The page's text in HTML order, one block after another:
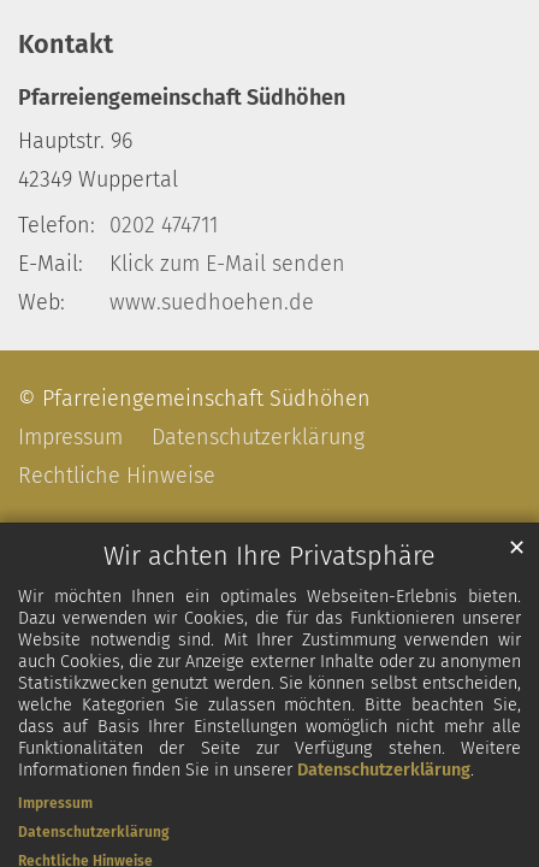
Wir achten Ihre Privatsphäre
Wir möchten Ihnen ein optimales Webseiten-Erlebnis bieten.
Dazu verwenden wir Cookies, die für das Funktionieren unserer
Website notwendig sind. Mit Ihrer Zustimmung verwenden wir
auch Cookies, die zur Anzeige externer Inhalte oder zu anonymen
Statistikzwecken genutzt werden. Sie können selbst entscheiden,
welche Kategorien Sie zulassen möchten. Bitte beachten Sie,
dass auf Basis Ihrer Einstellungen womöglich nicht mehr alle
Funktionalitäten der Seite zur Verfügung stehen. Weitere
Informationen finden Sie in unserer Datenschutzerklärung.
✕
Impressum
Datenschutzerklärung
Rechtliche Hinweise
Kontakt
Pfarreiengemeinschaft Südhöhen
Hauptstr. 96
42349 Wuppertal
Telefon:
0202 474711
E-Mail:
Klick zum E-Mail senden
Web:
www.suedhoehen.de
© Pfarreiengemeinschaft Südhöhen
Impressum
Datenschutzerklärung
Rechtliche Hinweise